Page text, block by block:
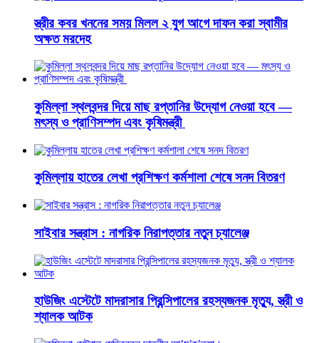
স্ত্রীর কবর খননের সময় মিলল ২ যুগ আগে দাফন করা স্বামীর
অক্ষত মরদেহ
কুমিল্লা স্থলবন্দর দিয়ে মাছ রপ্তানির উদ্যোগ নেওয়া হবে —
মৎস্য ও প্রাণিসম্পদ এবং কৃষিমন্ত্রী
কুমিল্লায় হাতের লেখা প্রশিক্ষণ কর্মশালা শেষে সনদ বিতরণ
সাইবার সন্ত্রাস : নাগরিক নিরাপত্তার নতুন চ্যালেঞ্জ
হাউজিং এস্টেটে মাদরাসার প্রিন্সিপালের রহস্যজনক মৃত্যু, স্ত্রী ও
শ্যালক আটক